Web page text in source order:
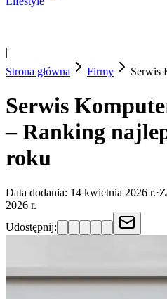
|
Strona główna
Firmy Serwis
Serwis
– Ranking
roku
Data dodania: 14 kwietnia 2026 r.·
2026 r.
Udostępnij: